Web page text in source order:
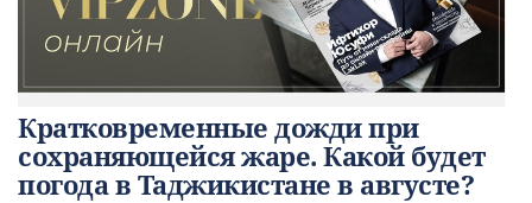
Кратковременные дожди при
сохраняющейся жаре. Какой будет
погода в Таджикистане в августе?